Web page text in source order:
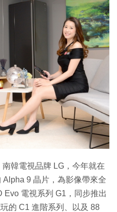
韓電視品牌 LG，今年就在
9 晶片，為影像帶來全
Evo 電視系列 G1，同步推出
的 C1 進階系列、以及 88